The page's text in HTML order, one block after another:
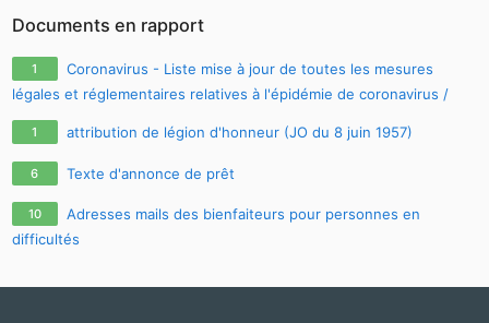
Documents en rapport
1
Coronavirus - Liste mise à jour de toutes les mesures
légales et réglementaires relatives à l'épidémie de coronavirus /
covid-19 / sars-cov-2
1 attribution de légion d'honneur (JO du 8 juin 1957)
6 Texte d'annonce de prêt
10
Adresses mails des bienfaiteurs pour personnes en
difficultés